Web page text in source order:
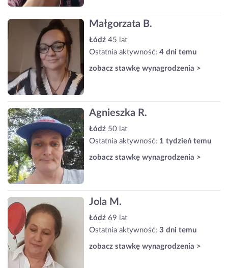
Małgorzata B.
Łódź 45 lat
Ostatnia aktywność: 4 dni temu
zobacz stawkę wynagrodzenia >
Agnieszka R.
Łódź 50 lat
Ostatnia aktywność: 1 tydzień temu
zobacz stawkę wynagrodzenia >
Jola M.
Łódź 69 lat
Ostatnia aktywność: 3 dni temu
zobacz stawkę wynagrodzenia >